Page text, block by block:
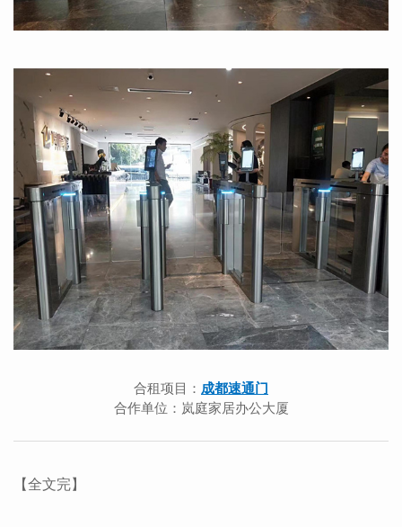
合租项目： 成都速通门
合作单位：岚庭家居办公大厦
【全文完】